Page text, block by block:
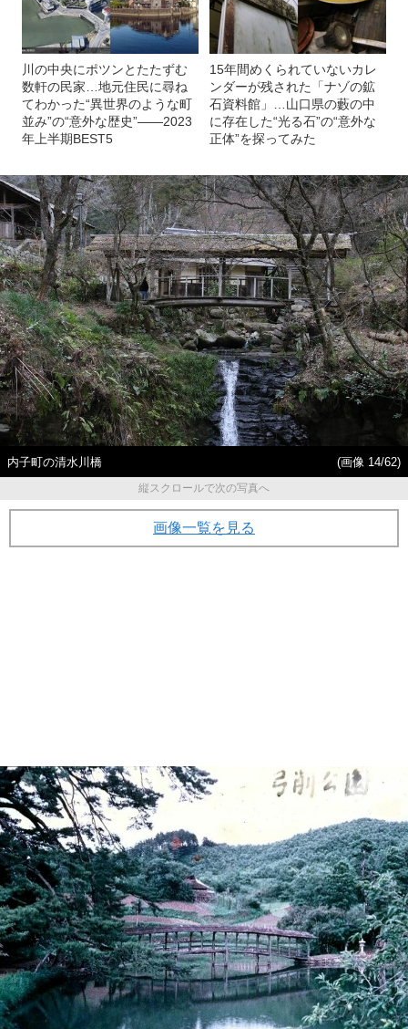
川の中央にポツンとたたずむ
数軒の民家…地元住民に尋ね
てわかった“異世界のような町
並み”の“意外な歴史”――2023
年上半期BEST5
15年間めくられていないカレ
ンダーが残された「ナゾの鉱
石資料館」…山口県の藪の中
に存在した“光る石”の“意外な
正体”を探ってみた
内子町の清水川橋
(画像 14/62)
縦スクロールで次の写真へ
画像一覧を見る